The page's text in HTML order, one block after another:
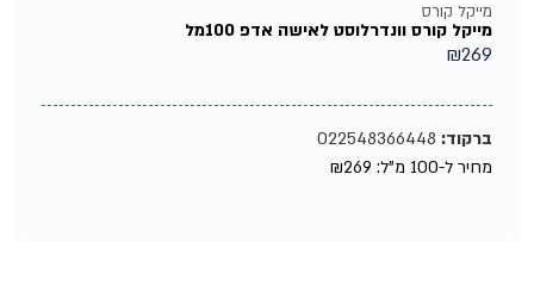
מייקל קורס
מייקל קורס וונדרלוסט לאישה אדפ 100מל
₪269
ברקוד:022548366448
מחיר ל-100 מ"ל:
₪269